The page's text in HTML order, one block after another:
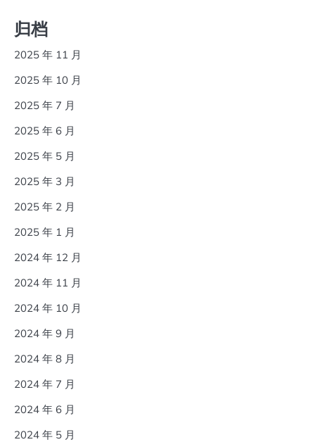
归档
2025 年 11 月
2025 年 10 月
2025 年 7 月
2025 年 6 月
2025 年 5 月
2025 年 3 月
2025 年 2 月
2025 年 1 月
2024 年 12 月
2024 年 11 月
2024 年 10 月
2024 年 9 月
2024 年 8 月
2024 年 7 月
2024 年 6 月
2024 年 5 月